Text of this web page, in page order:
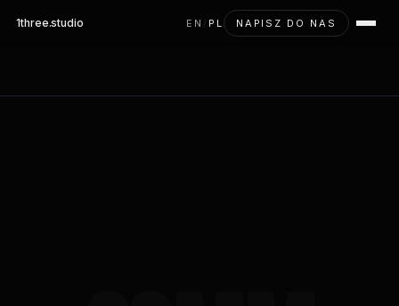
1three.studio EN / PL NAPISZ DO NAS